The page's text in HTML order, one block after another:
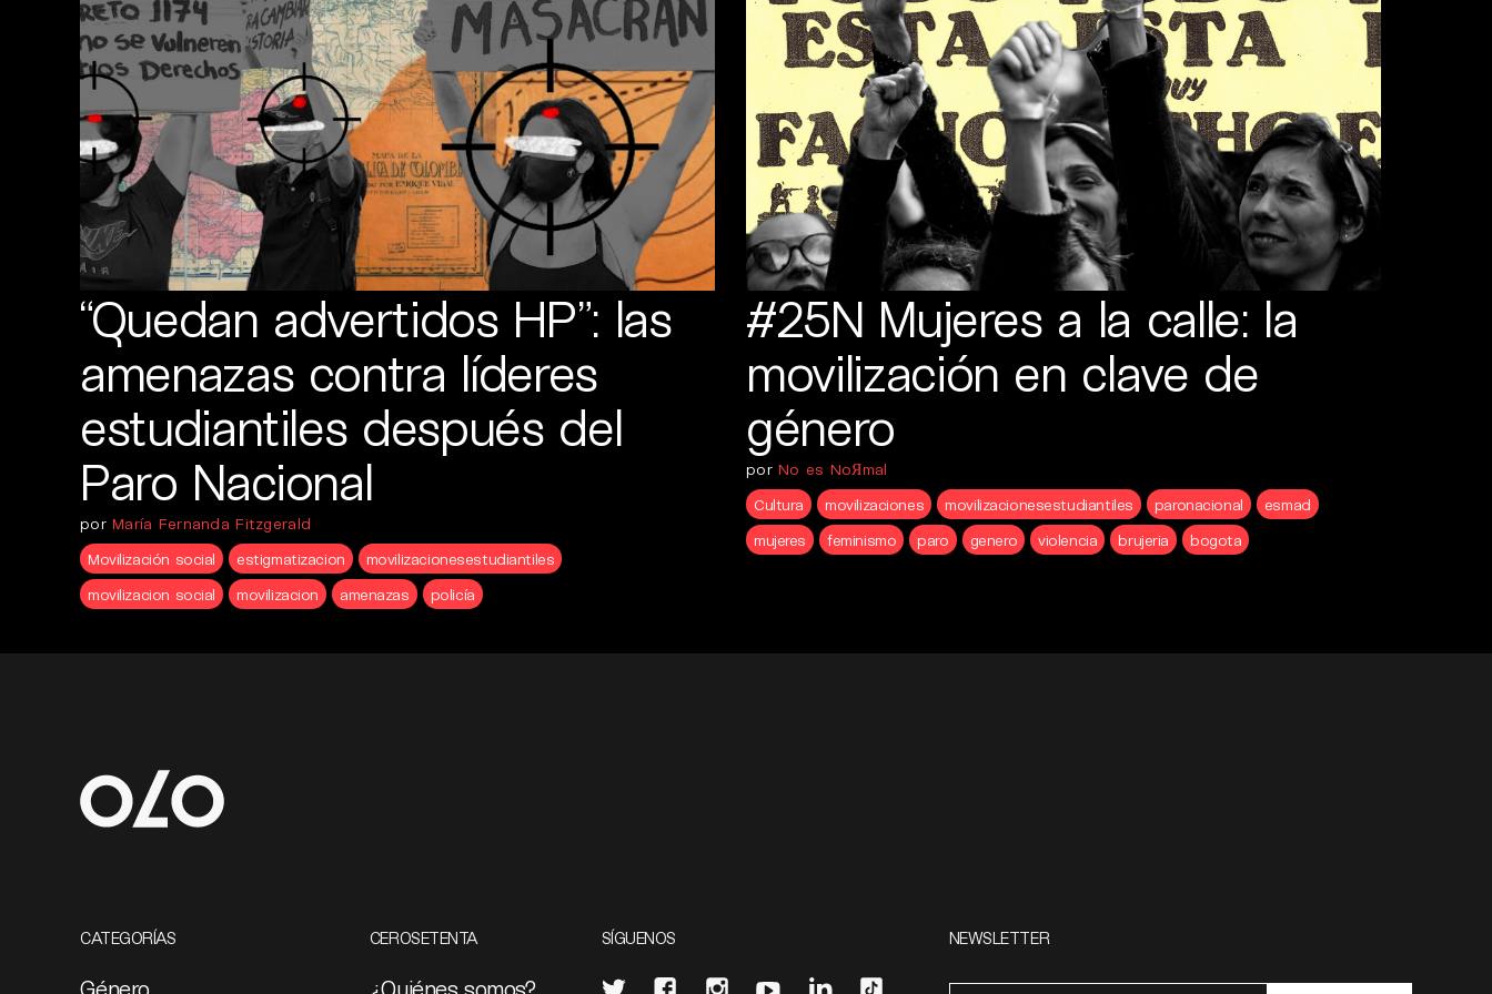
“Quedan advertidos HP”: las
amenazas contra líderes
estudiantiles después del
Paro Nacional
porMaría Fernanda Fitzgerald
Movilización social
estigmatizacion
movilizacionesestudiantiles
movilizacion social
movilizacion amenazas policía
#25N Mujeres a la calle: la
movilización en clave de
género
porNo es NoЯmal
Cultura
movilizaciones movilizacionesestudiantiles paronacional
esmad
mujeres
feminismo paro genero violencia brujeria bogota
CATEGORÍAS
Género
CEROSETENTA
¿Quiénes somos?
SÍGUENOS NEWSLETTER